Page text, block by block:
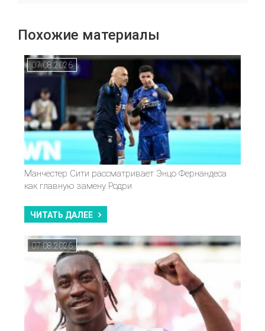
Похожие материалы
07.08.2026
Манчестер Сити рассматривает Энцо Фернандеса
как главную замену Родри
ЧИТАТЬ ДАЛЕЕ
07.08.2026